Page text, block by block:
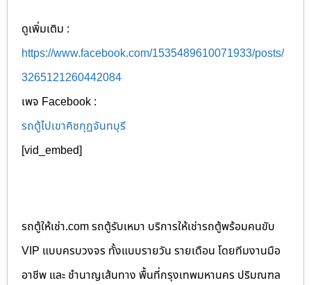
ดูเพิ่มเติม :
https://www.facebook.com/1535489610071933/posts/
3265121260442084
เพจ Facebook :
รถตู้ไปเขาคิชกุฏจันทบุรี
[vid_embed]
รถตู้ให้เช่า.com รถตู้รับเหมา บริการให้เช่ารถตู้พร้อมคนขับ
VIP แบบครบวงจร ทั้งแบบรายวัน รายเดือน โดยทีมงานมือ
อาชีพ และ ชำนาญเส้นทาง พื้นที่กรุงเทพมหานคร ปริมณฑล